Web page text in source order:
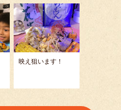
映え狙います！